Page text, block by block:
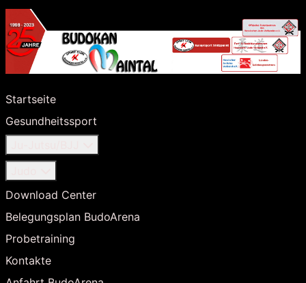
Startseite
Gesundheitssport
Download Center
Belegungsplan BudoArena
Probetraining
Kontakte